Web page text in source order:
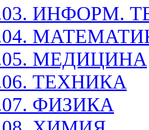
ИНФОРМ.
МЕДИЦИНА
ТЕХНИКА
ФИЗИКА